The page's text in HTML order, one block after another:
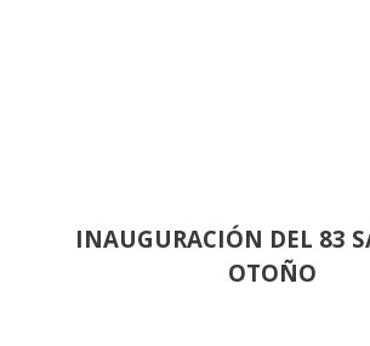
INAUGURACIÓN DEL 83
OTOÑO